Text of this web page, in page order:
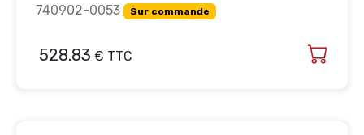
740902-0053
Sur commande
528.83 € TTC